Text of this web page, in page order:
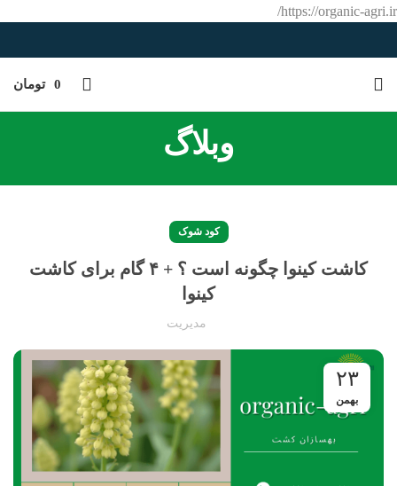
https://organic-agri.ir/
0 تومان
وبلاگ
کود شوک
کاشت کینوا چگونه است ؟ + ۴ گام برای کاشت
کینوا
مدیریت
۲۳
بهمن